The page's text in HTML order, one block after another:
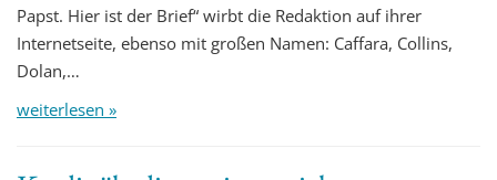
Papst. Hier ist der Brief“ wirbt die Redaktion auf ihrer
Internetseite, ebenso mit großen Namen: Caffara, Collins,
Dolan,…
weiterlesen »